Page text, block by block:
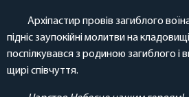
Архіпастир провів загиблого
підніс заупокійні молитви на
поспілкувався з родиною загиблого і
щирі співчуття.